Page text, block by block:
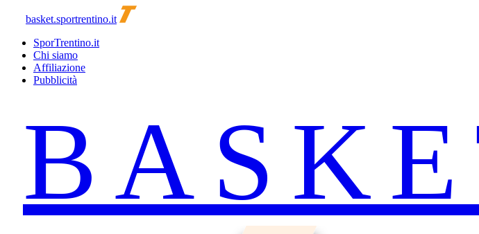
basket.sportrentino.it
SporTrentino.it
Chi siamo
Affiliazione
Pubblicità